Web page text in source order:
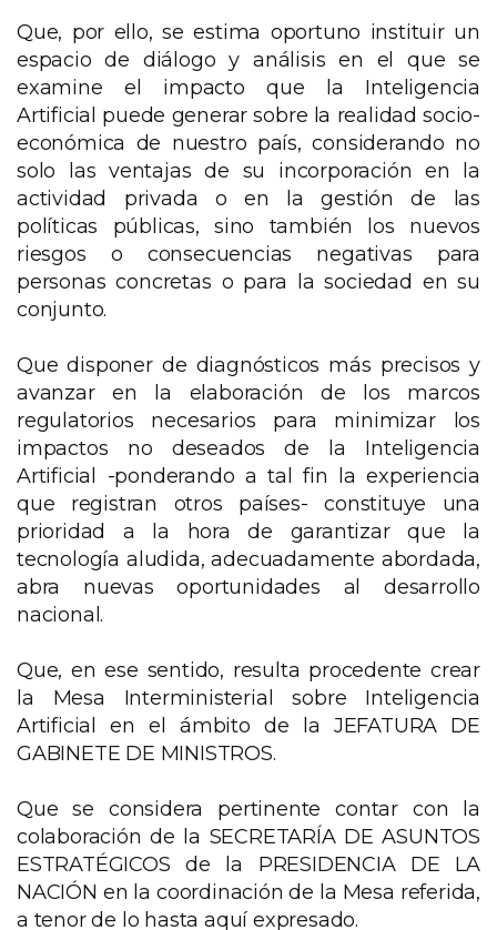
Que, por ello, se estima oportuno instituir un
espacio de diálogo y análisis en el que se
examine el impacto que la Inteligencia
Artificial puede generar sobre la realidad socio-
económica de nuestro país, considerando no
solo las ventajas de su incorporación en la
actividad privada o en la gestión de las
políticas públicas, sino también los nuevos
riesgos o consecuencias negativas para
personas concretas o para la sociedad en su
conjunto.
Que disponer de diagnósticos más precisos y
avanzar en la elaboración de los marcos
regulatorios necesarios para minimizar los
impactos no deseados de la Inteligencia
Artificial -ponderando a tal fin la experiencia
que registran otros países- constituye una
prioridad a la hora de garantizar que la
tecnología aludida, adecuadamente abordada,
abra nuevas oportunidades al desarrollo
nacional.
Que, en ese sentido, resulta procedente crear
la Mesa Interministerial sobre Inteligencia
Artificial en el ámbito de la JEFATURA DE
GABINETE DE MINISTROS.
Que se considera pertinente contar con la
colaboración de la SECRETARÍA DE ASUNTOS
ESTRATÉGICOS de la PRESIDENCIA DE LA
NACIÓN en la coordinación de la Mesa referida,
a tenor de lo hasta aquí expresado.